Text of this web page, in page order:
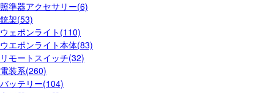
照準器アクセサリー(6)
銃架(53)
ウェポンライト(110)
ウエポンライト本体(83)
リモートスイッチ(32)
電装系(260)
バッテリー(104)